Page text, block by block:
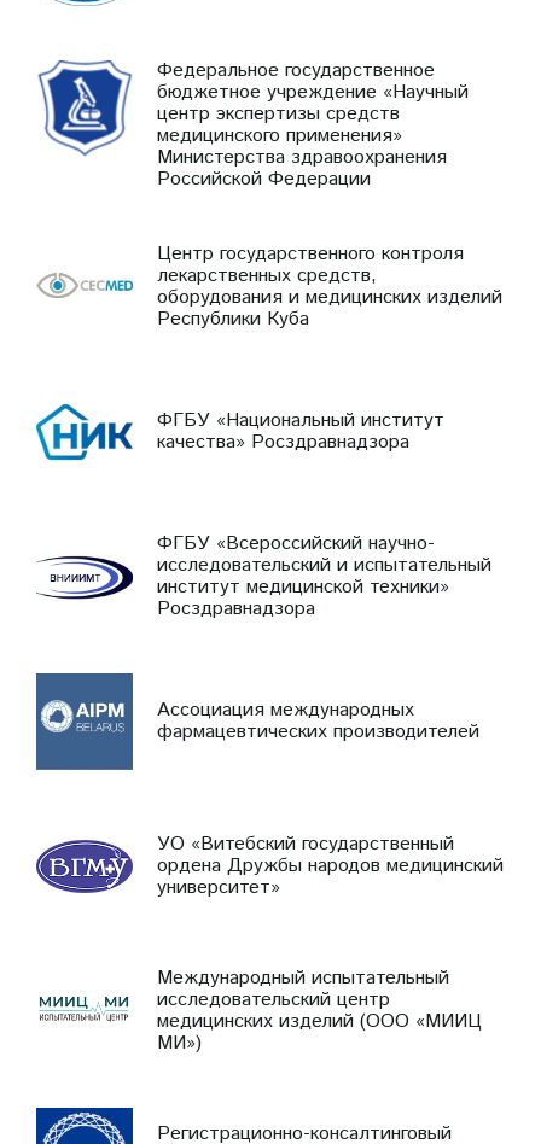
Федеральное государственное
бюджетное учреждение «Научный
центр экспертизы средств
медицинского применения»
Министерства здравоохранения
Российской Федерации
Центр государственного контроля
лекарственных средств,
оборудования и медицинских изделий
Республики Куба
ФГБУ «Национальный институт
качества» Росздравнадзора
ФГБУ «Всероссийский научно-
исследовательский и испытательный
институт медицинской техники»
Росздравнадзора
Ассоциация международных
фармацевтических производителей
УО «Витебский государственный
ордена Дружбы народов медицинский
университет»
Международный испытательный
исследовательский центр
медицинских изделий (ООО «МИИЦ
МИ»)
Регистрационно-консалтинговый